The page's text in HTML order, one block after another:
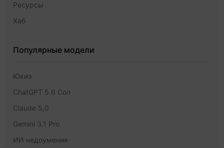
Ресурсы
Хаб
Популярные модели
Юкиэ
ChatGPT 5.6 Сол
Claude 5,0
Gemini 3.1 Pro
ИИ недоумения